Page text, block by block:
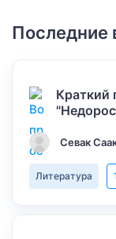
Последние
Краткий
Севак
Литература